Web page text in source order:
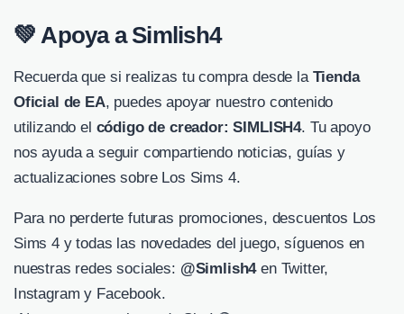
💚 Apoya a Simlish4
Recuerda que si realizas tu compra desde la Tienda
Oficial de EA, puedes apoyar nuestro contenido
utilizando el código de creador: SIMLISH4. Tu apoyo
nos ayuda a seguir compartiendo noticias, guías y
actualizaciones sobre Los Sims 4.
Para no perderte futuras promociones, descuentos Los
Sims 4 y todas las novedades del juego, síguenos en
nuestras redes sociales: @Simlish4en Twitter,
Instagram y Facebook.